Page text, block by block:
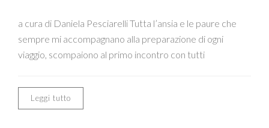
a cura di Daniela Pesciarelli Tutta l’ansia e le paure che
sempre mi accompagnano alla preparazione di ogni
viaggio, scompaiono al primo incontro con tutti
Leggi tutto